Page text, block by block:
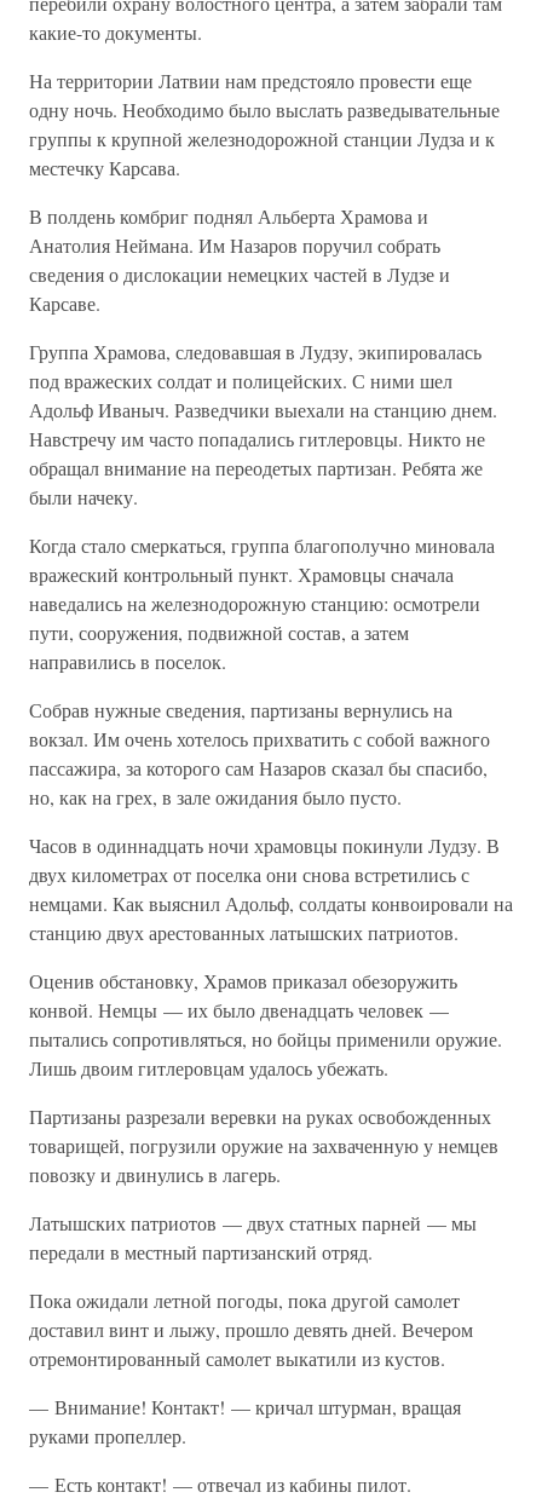
какие-то документы.
На территории Латвии нам предстояло провести еще
одну ночь. Необходимо было выслать разведывательные
группы к крупной железнодорожной станции Лудза и к
местечку Карсава.
В полдень комбриг поднял Альберта Храмова и
Анатолия Неймана. Им Назаров поручил собрать
сведения о дислокации немецких частей в Лудзе и
Карсаве.
Группа Храмова, следовавшая в Лудзу, экипировалась
под вражеских солдат и полицейских. С ними шел
Адольф Иваныч. Разведчики выехали на станцию днем.
Навстречу им часто попадались гитлеровцы. Никто не
обращал внимание на переодетых партизан. Ребята же
были начеку.
Когда стало смеркаться, группа благополучно миновала
вражеский контрольный пункт. Храмовцы сначала
наведались на железнодорожную станцию: осмотрели
пути, сооружения, подвижной состав, а затем
направились в поселок.
Собрав нужные сведения, партизаны вернулись на
вокзал. Им очень хотелось прихватить с собой важного
пассажира, за которого сам Назаров сказал бы спасибо,
но, как на грех, в зале ожидания было пусто.
Часов в одиннадцать ночи храмовцы покинули Лудзу. В
двух километрах от поселка они снова встретились с
немцами. Как выяснил Адольф, солдаты конвоировали на
станцию двух арестованных латышских патриотов.
Оценив обстановку, Храмов приказал обезоружить
конвой. Немцы — их было двенадцать человек —
пытались сопротивляться, но бойцы применили оружие.
Лишь двоим гитлеровцам удалось убежать.
Партизаны разрезали веревки на руках освобожденных
товарищей, погрузили оружие на захваченную у немцев
повозку и двинулись в лагерь.
Латышских патриотов — двух статных парней — мы
передали в местный партизанский отряд.
Пока ожидали летной погоды, пока другой самолет
доставил винт и лыжу, прошло девять дней. Вечером
отремонтированный самолет выкатили из кустов.
— Внимание! Контакт! — кричал штурман, вращая
руками пропеллер.
— Есть контакт! — отвечал из кабины пилот.